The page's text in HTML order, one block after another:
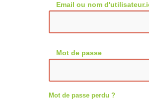
Email ou nom
Mot de passe
Mot de passe perdu ?